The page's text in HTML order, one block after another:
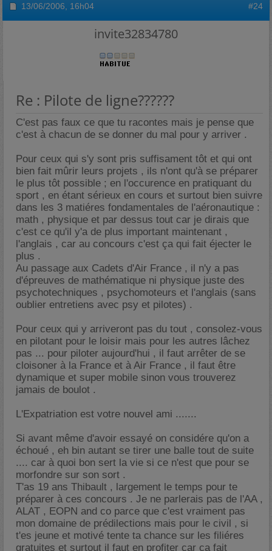
13/06/2006, 16h04 #24
invite32834780
Re : Pilote de ligne??????
C'est pas faux ce que tu racontes mais je pense que
c'est à chacun de se donner du mal pour y arriver .
Pour ceux qui s'y sont pris suffisament tôt et qui ont
bien fait mûrir leurs projets , ils n'ont qu'à se préparer
le plus tôt possible ; en l'occurence en pratiquant du
sport , en étant sérieux en cours et surtout bien suivre
dans les 3 matiéres fondamentales de l'aéronautique :
math , physique et par dessus tout car je dirais que
c'est ce qu'il y'a de plus important maintenant ,
l'anglais , car au concours c'est ça qui fait éjecter le
plus .
Au passage aux Cadets d'Air France , il n'y a pas
d'épreuves de mathématique ni physique juste des
psychotechniques , psychomoteurs et l'anglais (sans
oublier entretiens avec psy et pilotes) .
Pour ceux qui y arriveront pas du tout , consolez-vous
en pilotant pour le loisir mais pour les autres lâchez
pas ... pour piloter aujourd'hui , il faut arrêter de se
cloisoner à la France et à Air France , il faut être
dynamique et super mobile sinon vous trouverez
jamais de boulot .
L'Expatriation est votre nouvel ami .......
Si avant même d'avoir essayé on considére qu'on a
échoué , eh bin autant se tirer une balle tout de suite
.... car à quoi bon sert la vie si ce n'est que pour se
morfondre sur son sort .
T'as 19 ans Thibault , largement le temps pour te
préparer à ces concours . Je ne parlerais pas de l'AA ,
ALAT , EOPN and co parce que c'est vraiment pas
mon domaine de prédilections mais pour le civil , si
t'es jeune et motivé tente ta chance sur les filiéres
gratuites et surtout il faut en profiter car ça fait